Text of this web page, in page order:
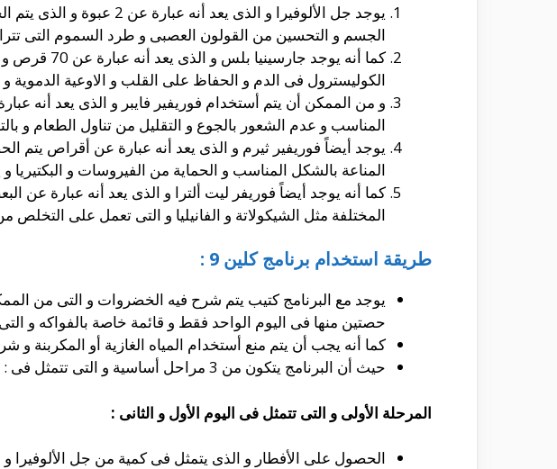
يوجد جل الألوفيرا و
الجسم و التحسين من القولون العصبى و طرد السموم التى
كما أنه
الكوليسترول فى الدم و الحفاظ على القلب و الاوعية الدموية و
و من الممكن أن يتم أستخدام فوريفير فايبر و الذى يعد أنه
المناسب و عدم الشعور بالجوع و التقليل من تناول الطعام و
يوجد أيضاً فوريفير ثيرم و الذى يعد أنه عبارة عن أقراص يتم
المناعة بالشكل المناسب و الحماية من الفيروسات و
كما أنه يوجد أيضاً فوريفر ليت ألترا و الذى يعد أنه عبارة عن
المختلفة مثل الشيكولاتة و الفانيليا و التى تعمل على
طريقة استخدام برنامج كلين 9 :
يوجد مع البرنامج كتيب يتم شرح فيه الخضروات و التى من
حصتين منها فى اليوم الواحد فقط و قائمة خاصة بالفواكه و
كما أنه يجب أن يتم منع أستخدام المياه الغازية أو المكربنة و
حيث أن البرنامج يتكون من 3 مراحل أساسية و التى تتمثل فى :
المرحلة الأولى و التى تتمثل فى اليوم الأول و الثانى :
الحصول على الأفطار و الذى يتمثل فى كمية من جل